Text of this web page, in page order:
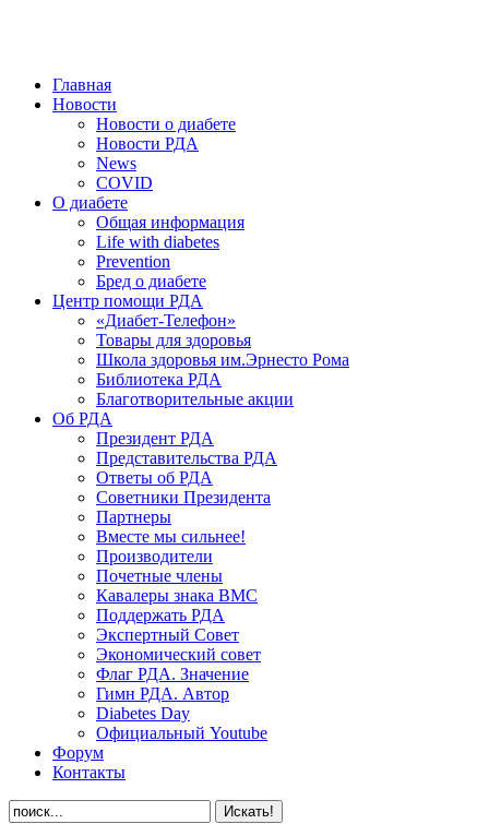
Главная
Новости
Новости о диабете
Новости РДА
News
COVID
О диабете
Общая информация
Life with diabetes
Prevention
Бред о диабете
Центр помощи РДА
«Диабет-Телефон»
Товары для здоровья
Школа здоровья им.Эрнесто Рома
Библиотека РДА
Благотворительные акции
Об РДА
Президент РДА
Представительства РДА
Ответы об РДА
Советники Президента
Партнеры
Вместе мы сильнее!
Производители
Почетные члены
Кавалеры знака ВМС
Поддержать РДА
Экспертный Совет
Экономический совет
Флаг РДА. Значение
Гимн РДА. Автор
Diabetes Day
Официальный Youtube
Форум
Контакты